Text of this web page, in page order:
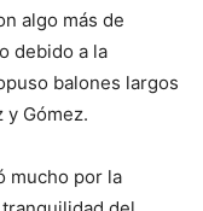
algo más de
debido a la
balones largos
y Gómez.
mucho por la